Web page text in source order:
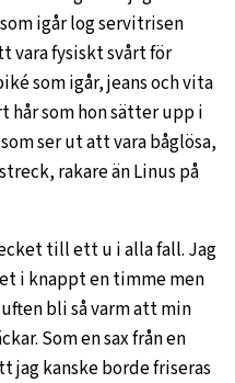
igår log servitrisen
vara fysiskt svårt för
som igår, jeans och vita
hår som hon sätter upp i
ser ut att vara båglösa,
rakare än Linus på
till ett u i alla fall. Jag
i knappt en timme men
bli så varm att min
Som en sax från en
jag kanske borde friseras